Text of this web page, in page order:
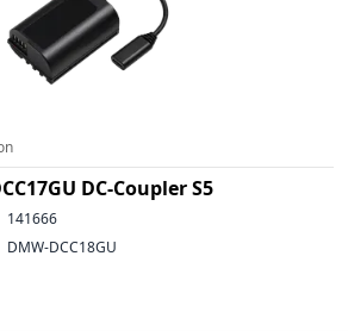
DC-Coupler S5
141666
DMW-DCC18GU